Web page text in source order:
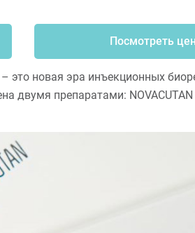
Посмотреть
это новая эра инъекционных
двумя препаратами: NOVACUTAN